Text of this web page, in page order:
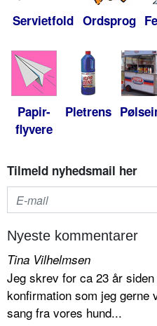
Servietfold Ordsprog
Papir-
flyvere
Pletrens
Tilmeld nyhedsmail her
Nyeste kommentarer
Tina Vilhelmsen
Jeg skrev for ca 23 år
konfirmation som jeg gerne
sang fra vores hund...